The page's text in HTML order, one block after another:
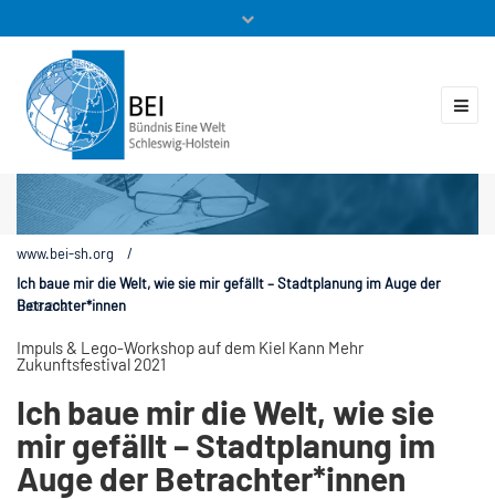
Mitglieder
www.bei-sh.org
/
Ich baue mir die Welt, wie sie mir gefällt – Stadtplanung im Auge der
Betrachter*innen
11.08.2021
Impuls & Lego-Workshop auf dem Kiel Kann Mehr
Zukunftsfestival 2021
Ich baue mir die Welt, wie sie
mir gefällt – Stadtplanung im
Auge der Betrachter*innen